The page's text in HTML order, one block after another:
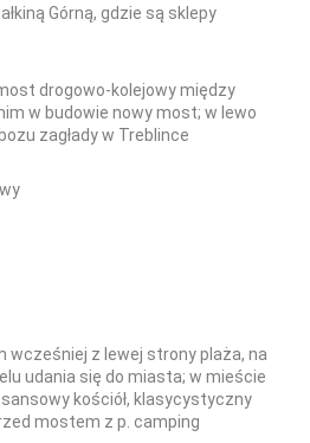
Górną, gdzie są sklepy
drogowo-kolejowy między
w budowie nowy most; w lewo
zagłady w Treblince
wcześniej z lewej strony plaża, na
udania się do miasta; w mieście
kościół, klasycystyczny
mostem z p. camping